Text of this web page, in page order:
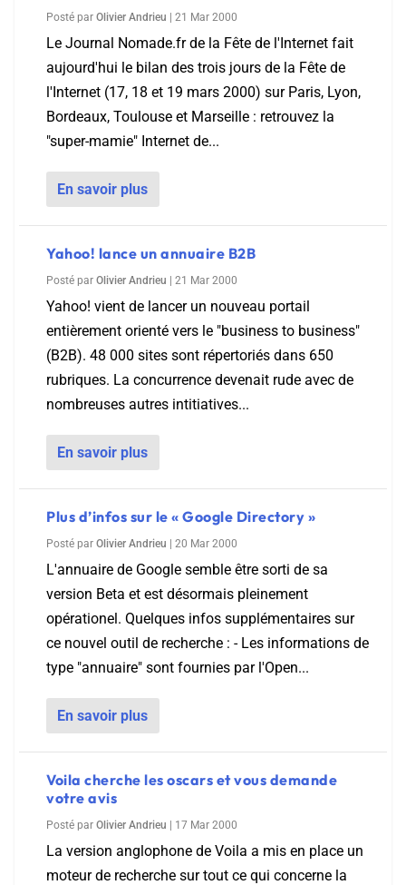
Posté par Olivier Andrieu 21 Mar 2000
Le Journal Nomade.fr de la Fête de l'Internet fait
aujourd'hui le bilan des trois jours de la Fête de
l'Internet (17, 18 et 19 mars 2000) sur Paris, Lyon,
Bordeaux, Toulouse et Marseille : retrouvez la
"super-mamie" Internet de...
En savoir plus
Yahoo! lance un annuaire B2B
Posté par Olivier Andrieu 21 Mar 2000
Yahoo! vient de lancer un nouveau portail
entièrement orienté vers le "business to business"
(B2B). 48 000 sites sont répertoriés dans 650
rubriques. La concurrence devenait rude avec de
nombreuses autres intitiatives...
En savoir plus
Plus d’infos sur le « Google Directory »
Posté par Olivier Andrieu 20 Mar 2000
L'annuaire de Google semble être sorti de sa
version Beta et est désormais pleinement
opérationel. Quelques infos supplémentaires sur
ce nouvel outil de recherche : - Les informations de
type "annuaire" sont fournies par l'Open...
En savoir plus
Voila cherche les oscars et vous demande
votre avis
Posté par Olivier Andrieu 17 Mar 2000
La version anglophone de Voila a mis en place un
moteur de recherche sur tout ce qui concerne la